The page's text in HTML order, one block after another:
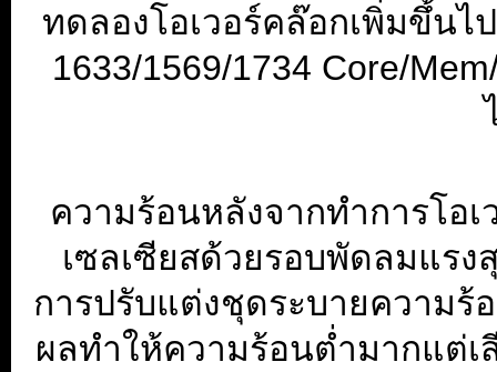
ทดลองโอเวอร์คล๊อกเพิ่มขึ้น
1633/1569/1734 Core/
ความร้อนหลังจากทำการโอ
เซลเซียสด้วยรอบพัดลมแร
การปรับแต่งชุดระบายความร้
ผลทำให้ความร้อนต่ำมากแต่เ